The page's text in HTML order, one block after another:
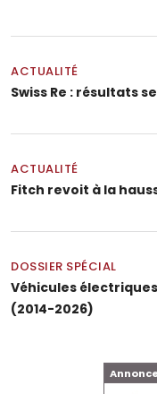
ACTUALITÉ
Swiss Re : résultats
ACTUALITÉ
Fitch revoit à la
DOSSIER SPÉCIAL
Véhicules
(2014-2026)